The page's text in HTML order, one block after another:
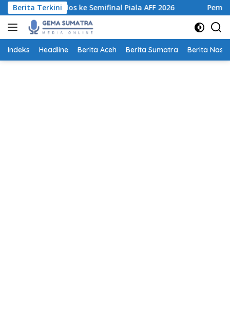
Langsung
ke
konten
Berita Terkini
Lolos ke Semifinal Piala AFF 2026 Pemprov Sumut
Indeks Headline Berita Aceh Berita Sumatra Berita